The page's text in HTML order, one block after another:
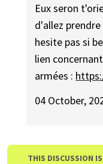
Eux seron
d'allez
hesite pas si
lien
armées :
04 October,
THIS DISCUSSION